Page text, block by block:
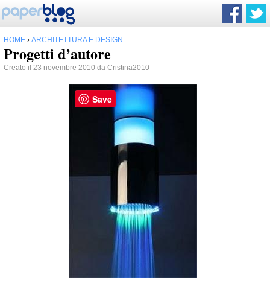
HOME › ARCHITETTURA E DESIGN
Progetti d’autore
Creato il 23 novembre 2010 da Cristina2010
Save